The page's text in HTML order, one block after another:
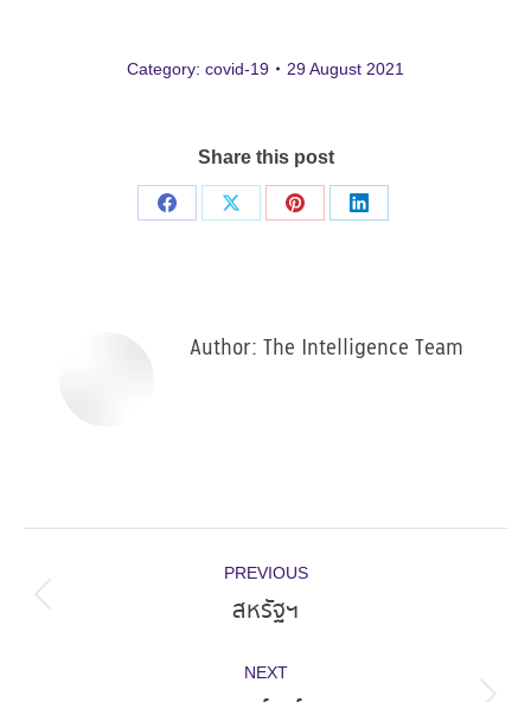
Category: covid-19 29 August 2021
Share this post
Share
Share
Share
Share
Author: The Intelligence Team
navigation
PREVIOUS
Previous
สหรัฐฯ
NEXT